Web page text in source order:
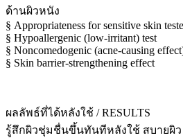
ด้านผิวหนัง
§ Appropriateness for sensitive skin
§ Hypoallergenic (low-irritant) test
§ Noncomedogenic (acne-causing
§ Skin barrier-strengthening effect
ผลลัพธ์ที่ได้หลังใช้ / RESULTS
รู้สึกผิวชุ่มชื่นขึ้นทันทีหลังใช้ สบายผิว